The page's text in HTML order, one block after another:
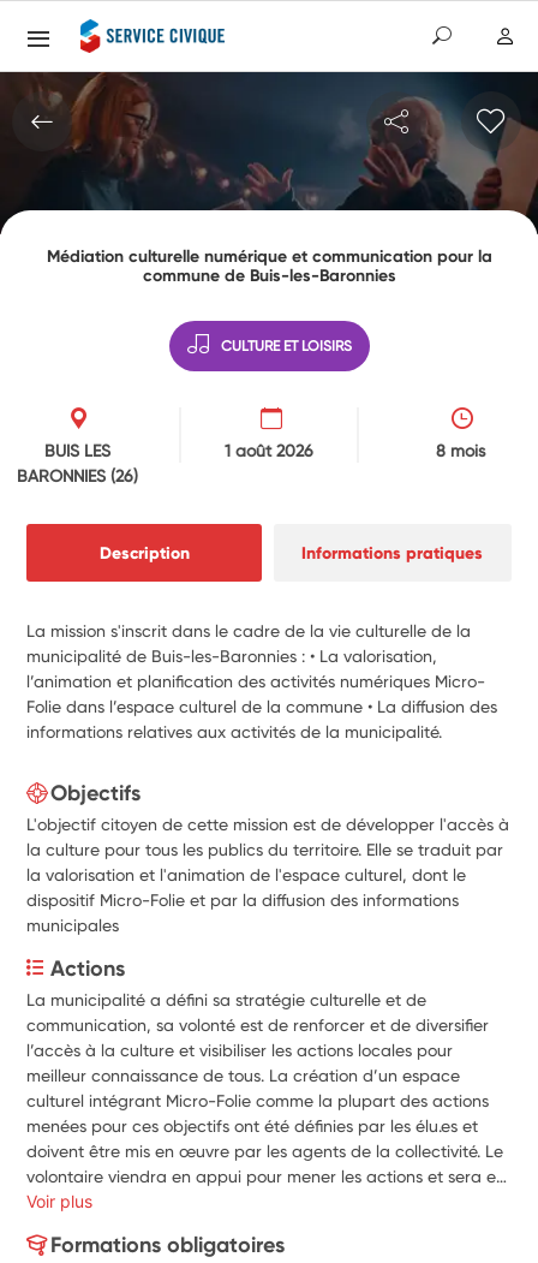
Médiation culturelle numérique et communication pour la
commune de Buis-les-Baronnies
CULTURE ET LOISIRS
BUIS LES
BARONNIES(26)
1 août 2026 8 mois
Description Informations pratiques
La mission s'inscrit dans le cadre de la vie culturelle de la
municipalité de Buis-les-Baronnies : • La valorisation,
l’animation et planification des activités numériques Micro-
Folie dans l’espace culturel de la commune • La diffusion des
informations relatives aux activités de la municipalité.
Objectifs
L'objectif citoyen de cette mission est de développer l'accès à
la culture pour tous les publics du territoire. Elle se traduit par
la valorisation et l'animation de l'espace culturel, dont le
dispositif Micro-Folie et par la diffusion des informations
municipales
Actions
La municipalité a défini sa stratégie culturelle et de
communication, sa volonté est de renforcer et de diversifier
l’accès à la culture et visibiliser les actions locales pour
meilleur connaissance de tous. La création d’un espace
culturel intégrant Micro-Folie comme la plupart des actions
menées pour ces objectifs ont été définies par les élu.es et
doivent être mis en œuvre par les agents de la collectivité. Le
volontaire viendra en appui pour mener les actions et sera en
interaction avec la population et les acteurs du territoire afin
des actions, ceci pour toutes et tous. D’autre part, la
Voir plus
Formations obligatoires